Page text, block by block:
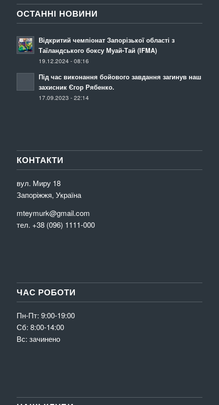
ОСТАННІ НОВИНИ
Відкритий чемпіонат Запорізької області з
Таїландського боксу Муай-Тай (IFMA)
19.12.2024 - 08:16
Під час виконання бойового завдання загинув наш
захисник Єгор Рябенко.
17.09.2023 - 22:14
КОНТАКТИ
вул. Миру 18
Запоріжжя, Україна
mteymurk@gmail.com
тел. +38 (096) 1111-000
ЧАС РОБОТИ
Пн-Пт: 9:00-19:00
Сб: 8:00-14:00
Вс: зачинено